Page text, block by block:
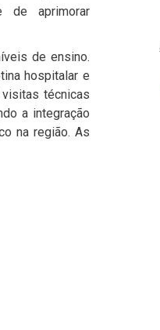
de aprimorar
de ensino.
hospitalar e
técnicas
a integração
na região. As